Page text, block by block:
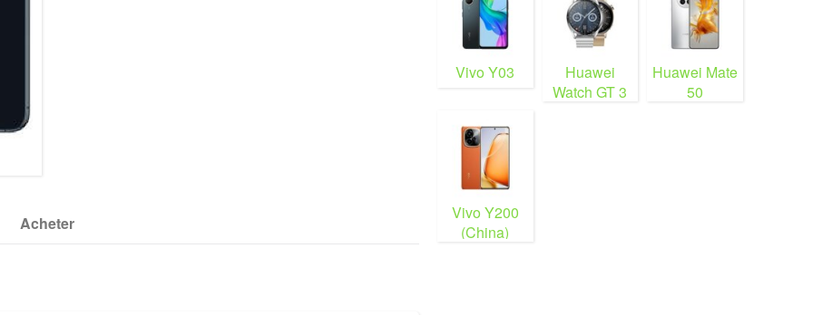
Acheter
Vivo Y03
Huawei
Watch GT 3
Huawei Mate
50
Vivo Y200
(China)